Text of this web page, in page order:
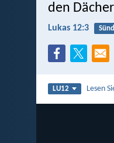
den
Lukas 12:3
LU12 Lesen